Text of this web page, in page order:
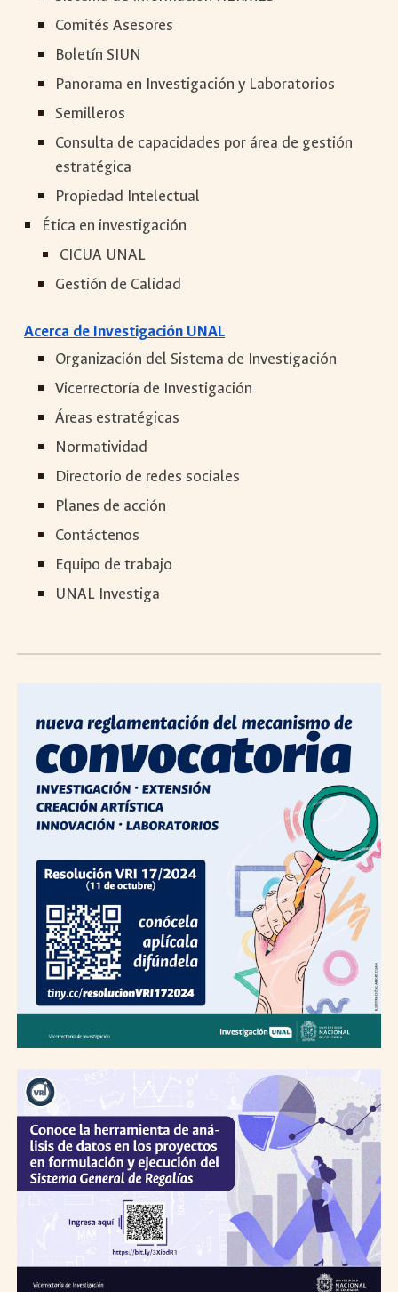
Comités Asesores
Boletín SIUN
Panorama en Investigación y Laboratorios
Semilleros
Consulta de capacidades por área de gestión
estratégica
Propiedad Intelectual
Ética en investigación
CICUA UNAL
Gestión de Calidad
Acerca de Investigación UNAL
Organización del Sistema de Investigación
Vicerrectoría de Investigación
Áreas estratégicas
Normatividad
Directorio de redes sociales
Planes de acción
Contáctenos
Equipo de trabajo
UNAL Investiga